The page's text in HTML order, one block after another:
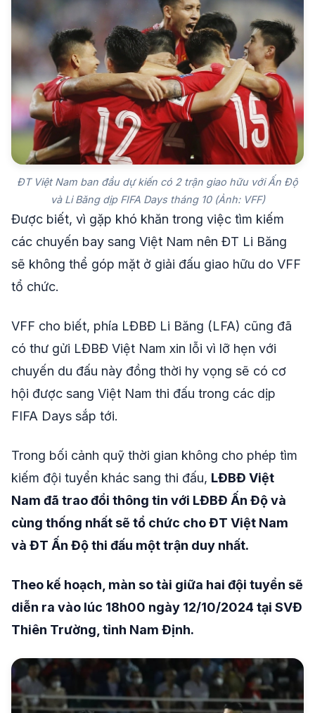
ĐT Việt Nam ban đầu dự kiến có 2 trận giao hữu với Ấn Độ
và Li Băng dịp FIFA Days tháng 10 (Ảnh: VFF)
Được biết, vì gặp khó khăn trong việc tìm kiếm
các chuyến bay sang Việt Nam nên ĐT Li Băng
sẽ không thể góp mặt ở giải đấu giao hữu do VFF
tổ chức.
VFF cho biết, phía LĐBĐ Li Băng (LFA) cũng đã
có thư gửi LĐBĐ Việt Nam xin lỗi vì lỡ hẹn với
chuyến du đấu này đồng thời hy vọng sẽ có cơ
hội được sang Việt Nam thi đấu trong các dịp
FIFA Days sắp tới.
Trong bối cảnh quỹ thời gian không cho phép tìm
kiếm đội tuyển khác sang thi đấu, LĐBĐ Việt
Nam đã trao đổi thông tin với LĐBĐ Ấn Độ và
cùng thống nhất sẽ tổ chức cho ĐT Việt Nam
và ĐT Ấn Độ thi đấu một trận duy nhất.
Theo kế hoạch, màn so tài giữa hai đội tuyển sẽ
diễn ra vào lúc 18h00 ngày 12/10/2024 tại SVĐ
Thiên Trường, tỉnh Nam Định.